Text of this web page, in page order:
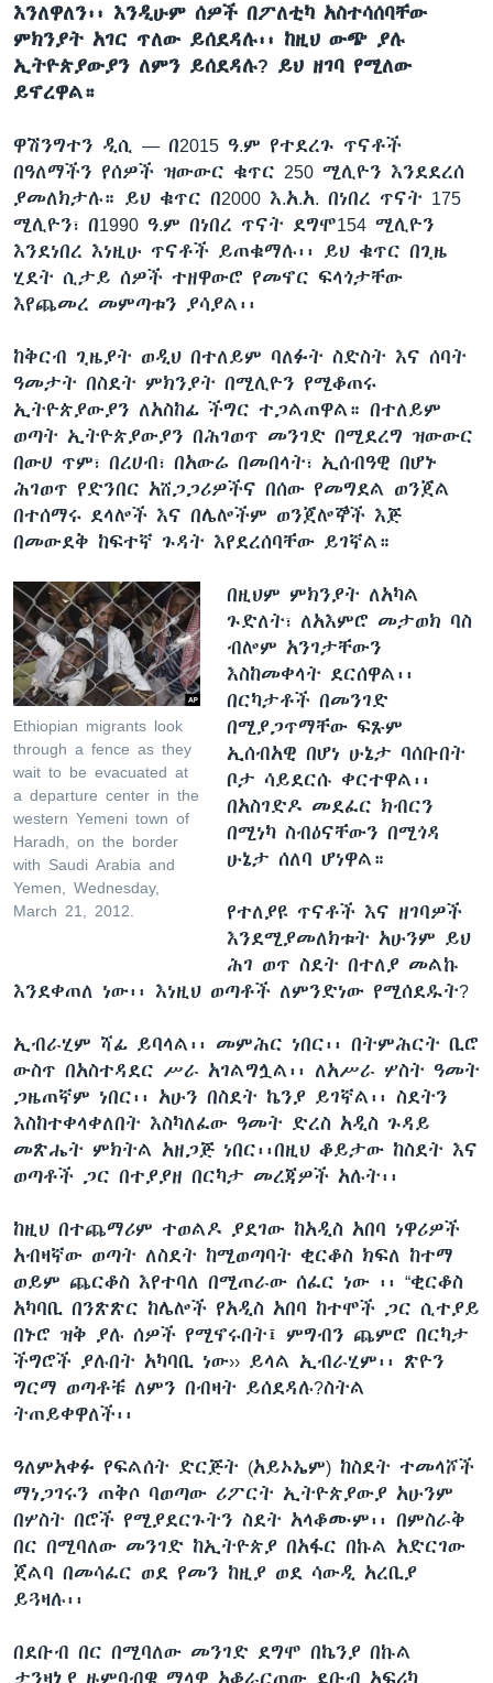
እንለዋለን፡፡ እንዲሁም ሰዎች በፖለቲካ አስተሳሰባቸው
ምክንያት አገር ጥለው ይሰደዳሉ፡፡ ከዚህ ውጭ ያሉ
ኢትዮጵያውያን ለምን ይሰደዳሉ? ይህ ዘገባ የሚለው
ይኖረዋል።
ዋሽንግተን ዲሲ — በ2015 ዓ.ም የተደረጉ ጥናቶች
በዓለማችን የሰዎች ዝውውር ቁጥር 250 ሚሊዮን እንደደረሰ
ያመለክታሉ። ይህ ቁጥር በ2000 እ.አ.አ. በነበረ ጥናት 175
ሚሊዮን፣ በ1990 ዓ.ም በነበረ ጥናት ደግሞ154 ሚሊዮን
እንደነበረ እነዚሁ ጥናቶች ይጠቁማሉ፡፡ ይህ ቁጥር በጊዜ
ሂደት ሲታይ ሰዎች ተዘዋውሮ የመኖር ፍላጎታቸው
እየጨመረ መምጣቱን ያሳያል፡፡
ከቅርብ ጊዜያት ወዲህ በተለይም ባለፉት ስድስት እና ሰባት
ዓመታት በስደት ምክንያት በሚሊዮን የሚቆጠሩ
ኢትዮጵያውያን ለአስከፊ ችግር ተጋልጠዋል። በተለይም
ወጣት ኢትዮጵያውያን በሕገወጥ መንገድ በሚደረግ ዝውውር
በውሀ ጥም፣ በረሀብ፣ በአውሬ በመበላት፣ ኢሰብዓዊ በሆኑ
ሕገወጥ የድንበር አሸጋጋሪዎችና በሰው የመግደል ወንጀል
በተሰማሩ ደላሎች እና በሌሎችም ወንጀሎኞች እጅ
በመውደቅ ከፍተኛ ጉዳት እየደረሰባቸው ይገኛል።
Ethiopian migrants look
through a fence as they
wait to be evacuated at
a departure center in the
western Yemeni town of
Haradh, on the border
with Saudi Arabia and
Yemen, Wednesday,
March 21, 2012.
በዚህም ምክንያት ለአካል
ጉድለት፣ ለአእምሮ መታወክ ባስ
ብሎም አንገታቸውን
እስከመቀላት ደርሰዋል፡፡
በርካታቶች በመንገድ
በሚያጋጥማቸው ፍጹም
ኢሰብአዊ በሆነ ሁኔታ ባሰቡበት
ቦታ ሳይደርሱ ቀርተዋል፡፡
በአስገድዶ መደፈር ክብርን
በሚነካ ስብዕናቸውን በሚጎዳ
ሁኔታ ሰለባ ሆነዋል።
የተለያዩ ጥናቶች እና ዘገባዎች
እንደሚያመለክቱት አሁንም ይህ
ሕገ ወጥ ስደት በተለያ መልኩ
እንደቀጠለ ነው፡፡ እነዚህ ወጣቶች ለምንድነው የሚሰደዱት?
ኢብራሂም ሻፊ ይባላል፡፡ መምሕር ነበር፡፡ በትምሕርት ቢሮ
ውስጥ በአስተዳደር ሥራ አገልግሏል፡፡ ለአሥራ ሦስት ዓመት
ጋዜጠኛም ነበር፡፡ አሁን በስደት ኬንያ ይገኛል፡፡ ስደትን
እስከተቀላቀለበት እስካለፈው ዓመት ድረስ አዲስ ጉዳይ
መጽሔት ምክትል አዘጋጅ ነበር፡፡በዚህ ቆይታው ከስደት እና
ወጣቶች ጋር በተያያዘ በርካታ መረጃዎች አሉት፡፡
ከዚህ በተጨማሪም ተወልዶ ያደገው ከአዲስ አበባ ነዋሪዎች
አብዛኛው ወጣት ለስደት ከሚወጣባት ቂርቆስ ክፍለ ከተማ
ወይም ጨርቆስ እየተባለ በሚጠራው ሰፈር ነው ፡፡ “ቂርቆስ
አካባቢ በንጽጽር ከሌሎች የአዲስ አበባ ከተሞች ጋር ሲተያይ
በኑሮ ዝቅ ያሉ ሰዎች የሚኖሩበት፤ ምግብን ጨምሮ በርካታ
ችግሮች ያሉበት አካባቢ ነው›› ይላል ኢብራሂም፡፡ ጽዮን
ግርማ ወጣቶቹ ለምን በብዛት ይሰደዳሉ?ስትል
ትጠይቀዋለች፡፡
ዓለምአቀፉ የፍልሰት ድርጅት (አይኦኤም) ከስደት ተመላሾች
ማነጋገሩን ጠቅሶ ባወጣው ሪፖርት ኢትዮጵያውያ አሁንም
በሦስት በሮች የሚያደርጉትን ስደት አላቆሙም፡፡ በምስራቅ
በር በሚባለው መንገድ ከኢትዮጵያ በአፋር በኩል አድርገው
ጀልባ በመሳፈር ወደ የመን ከዚያ ወደ ሳውዲ አረቢያ
ይጓዛሉ፡፡
በደቡብ በር በሚባለው መንገድ ደግሞ በኬንያ በኩል
ታንዛኒያ ዙምባብዌ ማላዊ አቆራርጠው ደቡብ አፍሪካ